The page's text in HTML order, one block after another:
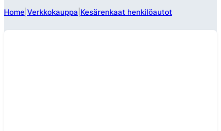
Home Verkkokauppa Kesärenkaat henkilöautot